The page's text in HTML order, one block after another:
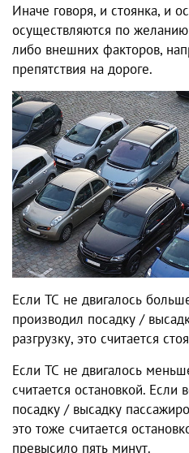
Иначе говоря, и стоянка, и
осуществляются по
либо внешних факторов,
препятствия на дороге.
Если ТС не двигалось
производил посадку /
разгрузку, это считается
Если ТС не двигалось
считается остановкой. Если
посадку / высадку
это тоже считается
превысило пять минут.